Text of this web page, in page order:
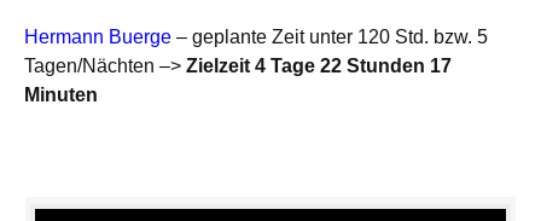
Hermann Buerge – geplante Zeit unter 120 Std. bzw. 5
Tagen/Nächten –> Zielzeit 4 Tage 22 Stunden 17
Minuten